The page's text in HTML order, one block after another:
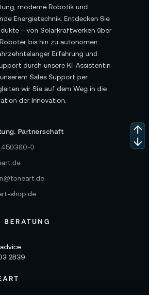
moderne Robotik und
Energietechnik. Entdecken Sie
– von Solarkraftwerken über
bis hin zu autonomen
Erfahrung und
durch unsere KI-Assistentin
unserem Sales Support per
wir Sie auf dem Weg in die
der Innovation.
Partnerschaft
450360-0
shop.de
BERATUNG
2839